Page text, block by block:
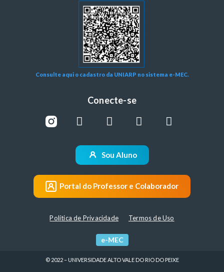
Consulte aqui o cadastro da UNIARP no sistema e-MEC.
Conecte-se
Portal do Professor e Colaborador
Sou Aluno
Política de Privacidade Termos de Uso
e-MEC
© 2022 – UNIVERSIDADE ALTO VALE DO RIO DO PEIXE